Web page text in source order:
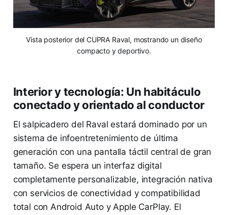
Vista posterior del CUPRA Raval, mostrando un diseño
compacto y deportivo.
Interior y tecnología: Un habitáculo
conectado y orientado al conductor
El salpicadero del Raval estará dominado por un
sistema de infoentretenimiento de última
generación con una pantalla táctil central de gran
tamaño. Se espera un interfaz digital
completamente personalizable, integración nativa
con servicios de conectividad y compatibilidad
total con Android Auto y Apple CarPlay. El